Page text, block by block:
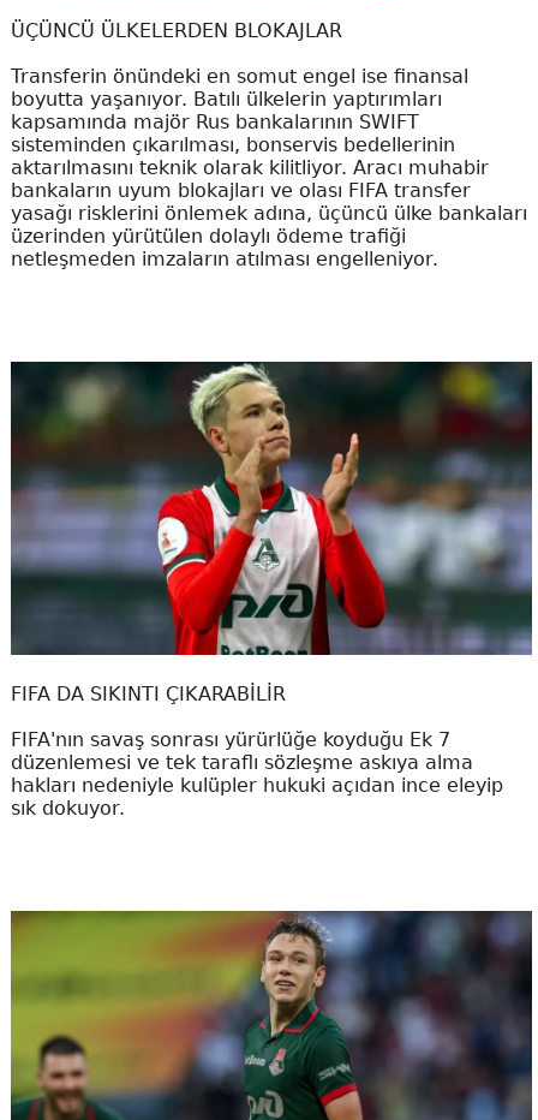
ÜÇÜNCÜ ÜLKELERDEN BLOKAJLAR
Transferin önündeki en somut engel ise finansal
boyutta yaşanıyor. Batılı ülkelerin yaptırımları
kapsamında majör Rus bankalarının SWIFT
sisteminden çıkarılması, bonservis bedellerinin
aktarılmasını teknik olarak kilitliyor. Aracı muhabir
bankaların uyum blokajları ve olası FIFA transfer
yasağı risklerini önlemek adına, üçüncü ülke bankaları
üzerinden yürütülen dolaylı ödeme trafiği
netleşmeden imzaların atılması engelleniyor.
FIFA DA SIKINTI ÇIKARABİLİR
FIFA'nın savaş sonrası yürürlüğe koyduğu Ek 7
düzenlemesi ve tek taraflı sözleşme askıya alma
hakları nedeniyle kulüpler hukuki açıdan ince eleyip
sık dokuyor.